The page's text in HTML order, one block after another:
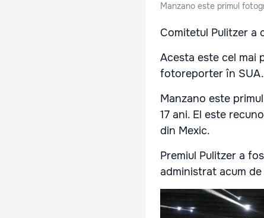
Manzano este primul
Comitetul Pulitzer a
Acesta este cel mai
fotoreporter în SUA.
Manzano este
17 ani. El este
din Mexic.
Premiul Pulitzer a
administrat acum